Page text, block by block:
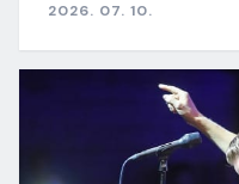
2026. 07. 10.